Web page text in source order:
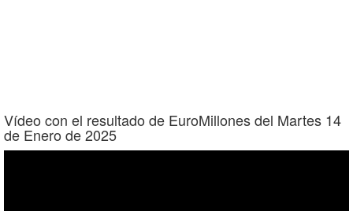
Vídeo con el resultado de EuroMillones del Martes 14
de Enero de 2025